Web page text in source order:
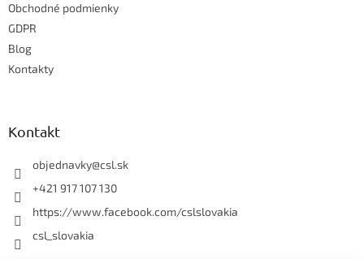
Obchodné podmienky
GDPR
Blog
Kontakty
Kontakt
objednavky@csl.sk
+421 917 107 130
https://www.facebook.com/cslslovakia
csl_slovakia